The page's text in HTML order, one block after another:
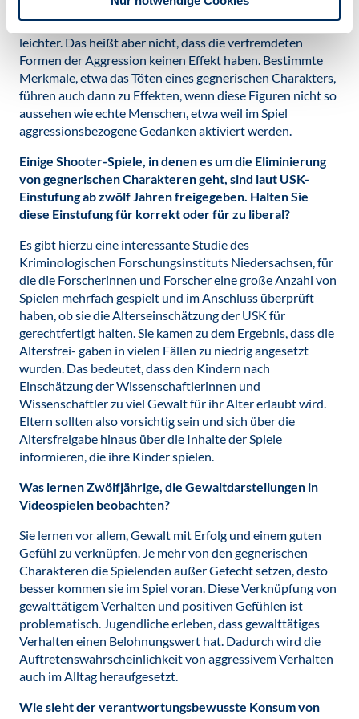
Effekte gibt. Das wäre theoretisch auch nicht
überraschend, denn der Transfer in den Alltag fällt dann
leichter. Das heißt aber nicht, dass die verfremdeten
Formen der Aggression keinen Effekt haben. Bestimmte
Merkmale, etwa das Töten eines gegnerischen Charakters,
führen auch dann zu Effekten, wenn diese Figuren nicht so
aussehen wie echte Menschen, etwa weil im Spiel
aggressionsbezogene Gedanken aktiviert werden.
Einige Shooter-Spiele, in denen es um die Eliminierung
von gegnerischen Charakteren geht, sind laut USK-
Einstufung ab zwölf Jahren freigegeben. Halten Sie
diese Einstufung für korrekt oder für zu liberal?
Es gibt hierzu eine interessante Studie des
Kriminologischen Forschungsinstituts Niedersachsen, für
die die Forscherinnen und Forscher eine große Anzahl von
Spielen mehrfach gespielt und im Anschluss überprüft
haben, ob sie die Alterseinschätzung der USK für
gerechtfertigt halten. Sie kamen zu dem Ergebnis, dass die
Altersfrei- gaben in vielen Fällen zu niedrig angesetzt
wurden. Das bedeutet, dass den Kindern nach
Einschätzung der Wissenschaftlerinnen und
Wissenschaftler zu viel Gewalt für ihr Alter erlaubt wird.
Eltern sollten also vorsichtig sein und sich über die
Altersfreigabe hinaus über die Inhalte der Spiele
informieren, die ihre Kinder spielen.
Was lernen Zwölfjährige, die Gewaltdarstellungen in
Videospielen beobachten?
Sie lernen vor allem, Gewalt mit Erfolg und einem guten
Gefühl zu verknüpfen. Je mehr von den gegnerischen
Charakteren die Spielenden außer Gefecht setzen, desto
besser kommen sie im Spiel voran. Diese Verknüpfung von
gewalttätigem Verhalten und positiven Gefühlen ist
problematisch. Jugendliche erleben, dass gewalttätiges
Verhalten einen Belohnungswert hat. Dadurch wird die
Auftretenswahrscheinlichkeit von aggressivem Verhalten
auch im Alltag heraufgesetzt.
Wie sieht der verantwortungsbewusste Konsum von